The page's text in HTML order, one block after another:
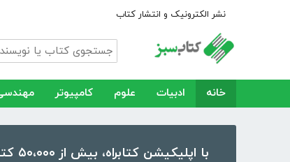
نشر الکترونیک و انتشار کتاب
خانه ادبیات علوم کامپیوتر
با اپلیکیشن کتابراه، بیش از ۵۰،۰۰۰ کتاب، کتاب صوتی و رمان را در موبایل و تبلت خود داشته باشید!